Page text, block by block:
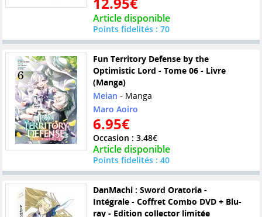
Article disponible
Points fidelités : 70
Fun Territory Defense by the
Optimistic Lord - Tome 06 - Livre
(Manga)
Meian - Manga
Maro Aoiro
6.95€
Occasion : 3.48€
Article disponible
Points fidelités : 40
DanMachi : Sword Oratoria -
Intégrale - Coffret Combo DVD + Blu-
ray - Edition collector limitée